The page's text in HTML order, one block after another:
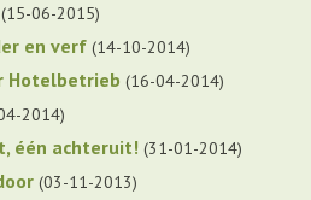
15-06-2015
en verf 14-10-2014
Hotelbetrieb 16-04-2014
2014
één achteruit! 31-01-2014
03-11-2013